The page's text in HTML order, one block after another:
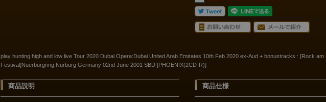
play hunting high and low live Tour 2020 Dubai Opera:Dubai United Arab Emirates 10th Feb 2020 ex-Aud + bonustracks : [Rock am
Festival]Nuerburgring:Nurburg Germany 02nd June 2001 SBD [PHOENIX(2CD-R)]
商品説明 商品仕様